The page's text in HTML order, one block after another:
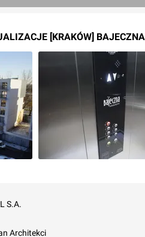
[KRAKÓW]
S.A.
Architekci